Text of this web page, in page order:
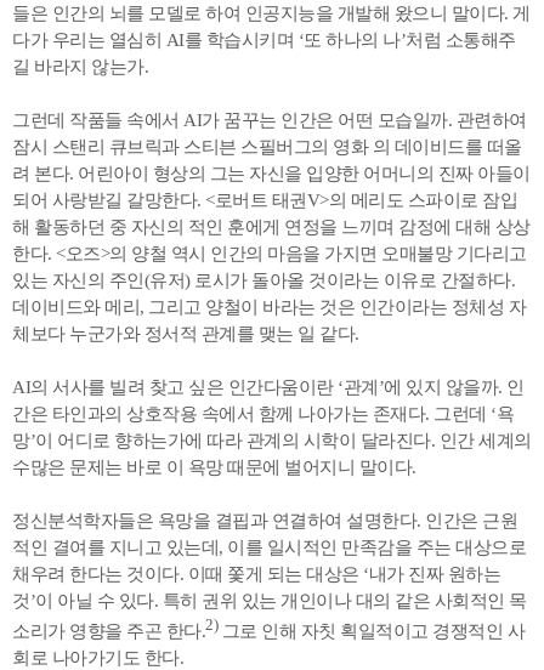
들은 인간의 뇌를 모델로 하여 인공지능을 개발해 왔으니 말이다. 게
다가 우리는 열심히 AI를 학습시키며 ‘또 하나의 나’처럼 소통해주
길 바라지 않는가.
그런데 작품들 속에서 AI가 꿈꾸는 인간은 어떤 모습일까. 관련하여
잠시 스탠리 큐브릭과 스티븐 스필버그의 영화 의 데이비드를 떠올
려 본다. 어린아이 형상의 그는 자신을 입양한 어머니의 진짜 아들이
되어 사랑받길 갈망한다. <로버트 태권V>의 메리도 스파이로 잠입
해 활동하던 중 자신의 적인 훈에게 연정을 느끼며 감정에 대해 상상
한다. <오즈>의 양철 역시 인간의 마음을 가지면 오매불망 기다리고
있는 자신의 주인(유저) 로시가 돌아올 것이라는 이유로 간절하다.
데이비드와 메리, 그리고 양철이 바라는 것은 인간이라는 정체성 자
체보다 누군가와 정서적 관계를 맺는 일 같다.
AI의 서사를 빌려 찾고 싶은 인간다움이란 ‘관계’에 있지 않을까. 인
간은 타인과의 상호작용 속에서 함께 나아가는 존재다. 그런데 ‘욕
망’이 어디로 향하는가에 따라 관계의 시학이 달라진다. 인간 세계의
수많은 문제는 바로 이 욕망 때문에 벌어지니 말이다.
정신분석학자들은 욕망을 결핍과 연결하여 설명한다. 인간은 근원
적인 결여를 지니고 있는데, 이를 일시적인 만족감을 주는 대상으로
채우려 한다는 것이다. 이때 쫓게 되는 대상은 ‘내가 진짜 원하는
것’이 아닐 수 있다. 특히 권위 있는 개인이나 대의 같은 사회적인 목
소리가 영향을 주곤 한다.2)그로 인해 자칫 획일적이고 경쟁적인 사
회로 나아가기도 한다.